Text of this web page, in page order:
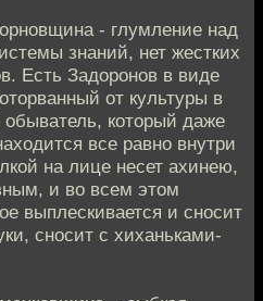
- глумление над
знаний, нет жестких
Есть Задоронов в виде
от культуры в
который даже
все равно внутри
на лице несет ахинею,
и во всем этом
выплескивается и сносит
сносит с хиханьками-